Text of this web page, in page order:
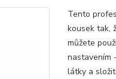
Tento
kousek tak,
můžete
nastavením
látky a